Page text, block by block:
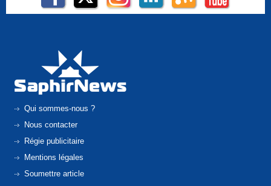
Qui sommes-nous ?
Nous contacter
Régie publicitaire
Mentions légales
Soumettre article